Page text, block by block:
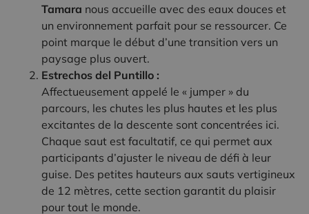
Tamara nous accueille avec des eaux douces et
un environnement parfait pour se ressourcer. Ce
point marque le début d’une transition vers un
paysage plus ouvert.
Estrechos del Puntillo :
Affectueusement appelé le « jumper » du
parcours, les chutes les plus hautes et les plus
excitantes de la descente sont concentrées ici.
Chaque saut est facultatif, ce qui permet aux
participants d’ajuster le niveau de défi à leur
guise. Des petites hauteurs aux sauts vertigineux
de 12 mètres, cette section garantit du plaisir
pour tout le monde.